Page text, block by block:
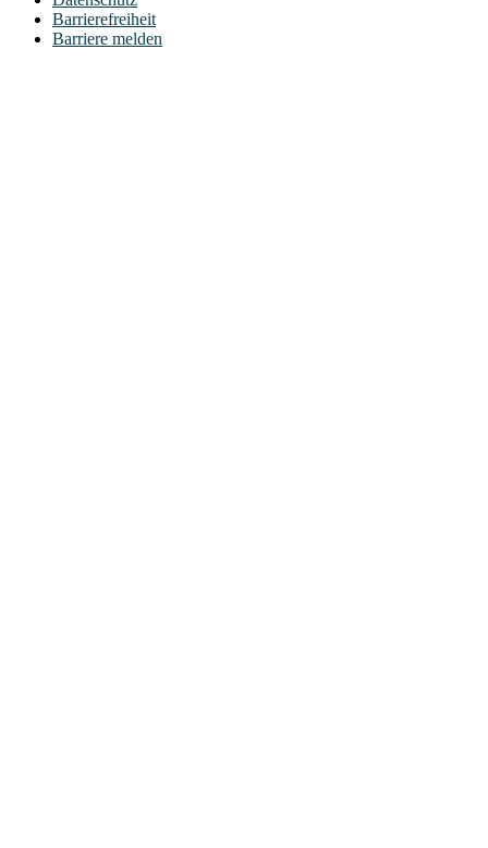
Barrierefreiheit
Barriere melden